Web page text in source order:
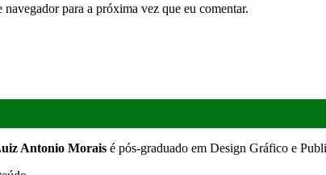
navegador para a próxima vez que eu comentar.
Antonio Morais é pós-graduado em Design Gráfico e